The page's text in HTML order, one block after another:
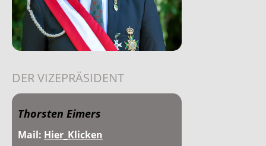
DER VIZEPRÄSIDENT
Thorsten Eimers
Mail: Hier_Klicken